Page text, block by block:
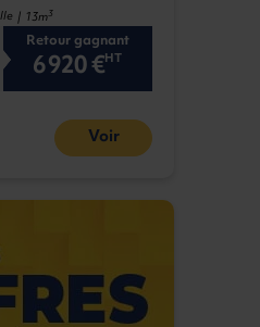
| 13m3
Retour gagnant
6 920 €HT
Voir